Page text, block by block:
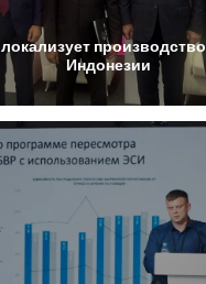
локализует производство
Индонезии